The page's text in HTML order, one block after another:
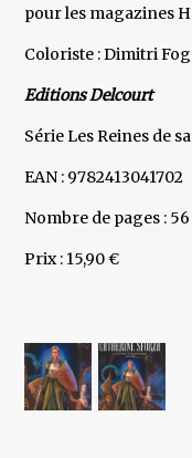
pour les magazines
Coloriste : Dimitri
Editions Delcourt
Série Les Reines de
EAN : 9782413041702
Nombre de pages : 56
Prix : 15,90 €